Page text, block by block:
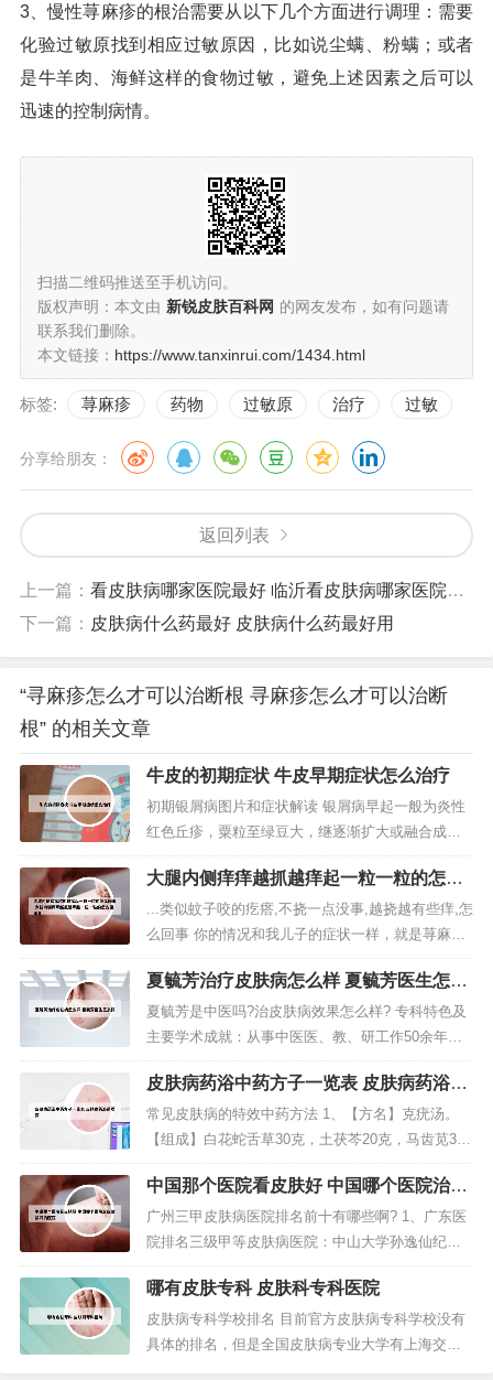
3、慢性荨麻疹的根治需要从以下几个方面进行调理：需要
化验过敏原找到相应过敏原因，比如说尘螨、粉螨；或者
是牛羊肉、海鲜这样的食物过敏，避免上述因素之后可以
迅速的控制病情。
扫描二维码推送至手机访问。
版权声明：本文由 新锐皮肤百科网 的网友发布，如有问题请
联系我们删除。
本文链接： https://www.tanxinrui.com/1434.html
标签: 荨麻疹 药物 过敏原 治疗 过敏
分享给朋友：
返回列表
上一篇： 看皮肤病哪家医院最好 临沂看皮肤病哪家医院最好
下一篇： 皮肤病什么药最好 皮肤病什么药最好用
“寻麻疹怎么才可以治断根 寻麻疹怎么才可以治断
根” 的相关文章
牛皮的初期症状 牛皮早期症状怎么治疗
初期银屑病图片和症状解读 银屑病早起一般为炎性
红色丘疹，粟粒至绿豆大，继逐渐扩大或融合成为
棕红色斑块，边界清楚，周围有炎性红晕，基底浸
润明显，表面覆盖多层干燥的银白色鳞屑。头皮牛
皮癣的皮损边界清，上面会有厚鳞屑和红斑。有的
可融合成片，重者可布满头皮。鳞屑上由于皮肤及
灰尘的混杂，可导致成污黄或灰黄色。...
大腿内侧痒痒越抓越痒起一粒一粒的怎么
回事 大腿内侧痒痒越抓越痒起一粒一粒的
怎么回事儿
...类似蚊子咬的疙瘩,不挠一点没事,越挠越有些痒,怎
么回事 你的情况和我儿子的症状一样，就是荨麻疹
（荨麻疹是一种皮肤过敏变态反应疾病。问题分
析： 您好，这个主要考虑过敏性皮炎，通常是由于
接触过敏性物质引起，如被异物污染的衣物、被
子、毛毛虫、飞蛾等。 意见建议： 建议到正规医院
皮肤科就诊，要医生亲自...
夏毓芳治疗皮肤病怎么样 夏毓芳医生怎么
样
夏毓芳是中医吗?治皮肤病效果怎么样? 专科特色及
主要学术成就：从事中医医、教、研工作50余年，
主攻外科，内外兼治。我就遇到个一位看皮肤病的
老中医。我皮肤病在正规医院确诊是人工荨麻疹。
住了半个多月的院，既是打针又是泡药澡。情况稍
有好转。出院不到一个星期又复发，与住院之前一
模一样，一点效果都没有，白花了...
皮肤病药浴中药方子一览表 皮肤病药浴调
理馆
常见皮肤病的特效中药方法 1、【方名】克疣汤。
【组成】白花蛇舌草30克，土茯芩20克，马齿苋30
克，生苡仁30克，夏枯草12克，牡蛎20克(先煎)，木
贼草12克，板蓝根30克，红花6克，赤芍10克，紫草
12克，生甘草6克。2、中医学认为本病属于“油风”范
畴，多由肝郁血瘀或阴血虚弱，血不养发所致。 1...
中国那个医院看皮肤好 中国哪个医院治皮
肤最好的医院
广州三甲皮肤病医院排名前十有哪些啊? 1、广东医
院排名三级甲等皮肤病医院：中山大学孙逸仙纪念
医院：中山大学孙逸仙纪念医院是一所综合性三级
甲等医院，创建于1835年。2018年12月4日，被国
家卫健委公布为首批肿瘤多学科诊疗试点医院。2、
广州市第一人民医院皮肤病科：位于广州市天河区
哪有皮肤专科 皮肤科专科医院
皮肤病专科学校排名 目前官方皮肤病专科学校没有
具体的排名，但是全国皮肤病专业大学有上海交通